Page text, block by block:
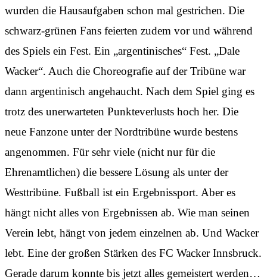
wurden die Hausaufgaben schon mal gestrichen. Die
schwarz-grünen Fans feierten zudem vor und während
des Spiels ein Fest. Ein „argentinisches“ Fest. „Dale
Wacker“. Auch die Choreografie auf der Tribüne war
dann argentinisch angehaucht. Nach dem Spiel ging es
trotz des unerwarteten Punkteverlusts hoch her. Die
neue Fanzone unter der Nordtribüne wurde bestens
angenommen. Für sehr viele (nicht nur für die
Ehrenamtlichen) die bessere Lösung als unter der
Westtribüne. Fußball ist ein Ergebnissport. Aber es
hängt nicht alles von Ergebnissen ab. Wie man seinen
Verein lebt, hängt von jedem einzelnen ab. Und Wacker
lebt. Eine der großen Stärken des FC Wacker Innsbruck.
Gerade darum konnte bis jetzt alles gemeistert werden…